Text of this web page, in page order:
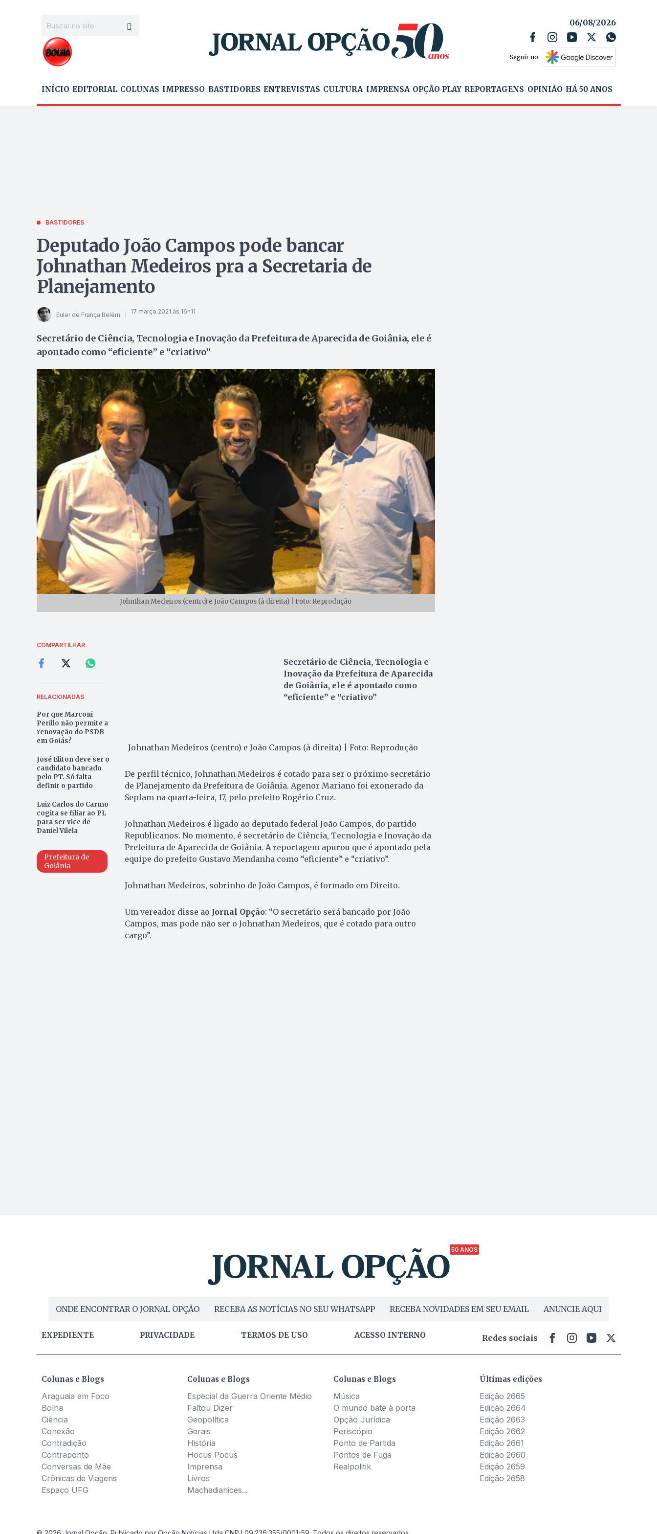
06/08/2026
Seguir no
INÍCIO EDITORIAL COLUNAS IMPRESSO BASTIDORES ENTREVISTAS CULTURA IMPRENSA OPÇÃO PLAY REPORTAGENS OPINIÃO HÁ 50 ANOS
BASTIDORES
Deputado João Campos pode bancar
Johnathan Medeiros pra a Secretaria de
Planejamento
Euler de França Belém 17 março 2021 às 16h11
Secretário de Ciência, Tecnologia e Inovação da Prefeitura de Aparecida de Goiânia, ele é
apontado como “eficiente” e “criativo”
Johnthan Medeiros (centro) e João Campos (à direita) | Foto: Reprodução
COMPARTILHAR
RELACIONADAS
Por que Marconi
Perillo não permite a
renovação do PSDB
em Goiás?
José Eliton deve ser o
candidato bancado
pelo PT. Só falta
definir o partido
Luiz Carlos do Carmo
cogita se filiar ao PL
para ser vice de
Daniel Vilela
Prefeitura de
Goiânia
Secretário de Ciência, Tecnologia e
Inovação da Prefeitura de Aparecida
de Goiânia, ele é apontado como
“eficiente” e “criativo”
Johnathan Medeiros (centro) e João Campos (à direita) | Foto: Reprodução
De perfil técnico, Johnathan Medeiros é cotado para ser o próximo secretário
de Planejamento da Prefeitura de Goiânia. Agenor Mariano foi exonerado da
Seplam na quarta-feira, 17, pelo prefeito Rogério Cruz.
Johnathan Medeiros é ligado ao deputado federal João Campos, do partido
Republicanos. No momento, é secretário de Ciência, Tecnologia e Inovação da
Prefeitura de Aparecida de Goiânia. A reportagem apurou que é apontado pela
equipe do prefeito Gustavo Mendanha como “eficiente” e “criativo”.
Johnathan Medeiros, sobrinho de João Campos, é formado em Direito.
Um vereador disse ao Jornal Opção: “O secretário será bancado por João
Campos, mas pode não ser o Johnathan Medeiros, que é cotado para outro
cargo”.
50 ANOS
ONDE ENCONTRAR O JORNAL OPÇÃO RECEBA AS NOTÍCIAS NO SEU WHATSAPP RECEBA NOVIDADES EM SEU EMAIL ANUNCIE AQUI
EXPEDIENTE PRIVACIDADE TERMOS DE USO ACESSO INTERNO Redes sociais
Colunas e Blogs
Araguaia em Foco
Bolha
Ciência
Conexão
Contradição
Contraponto
Conversas de Mãe
Crônicas de Viagens
Espaço UFG
Colunas e Blogs
Especial da Guerra Oriente Médio
Faltou Dizer
Geopolítica
Gerais
História
Hocus Pocus
Imprensa
Livros
Machadianices...
Colunas e Blogs
Música
O mundo bate à porta
Opção Jurídica
Periscópio
Ponto de Partida
Pontos de Fuga
Realpolitik
Últimas edições
Edição 2665
Edição 2664
Edição 2663
Edição 2662
Edição 2661
Edição 2660
Edição 2659
Edição 2658